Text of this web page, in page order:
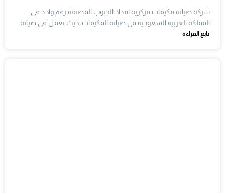
شركة صيانه مكيفات مركزية امداد الجنوب المصنفة رقم واحد في
المملكة العربية السعودية في صيانة المكيفات، حيث تعمل في صيانة…
تابع القراءة